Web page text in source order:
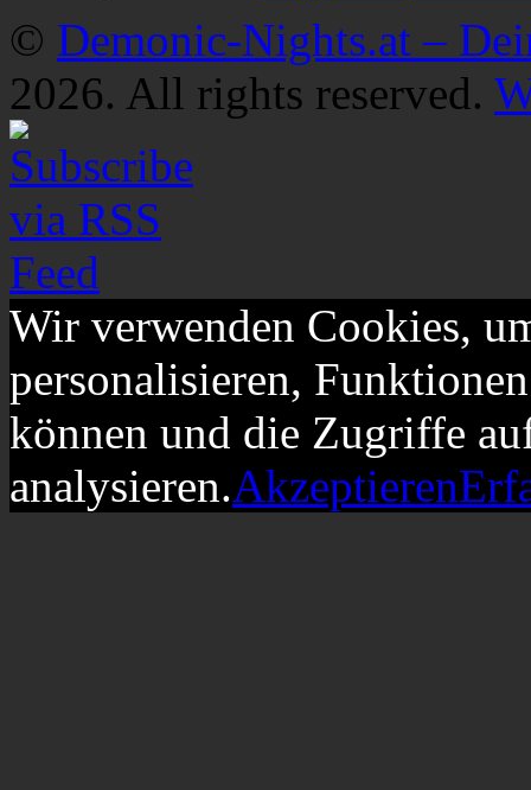
© Demonic-Nights.at –
2026. All rights reserved.
Wir verwenden Cookies,
personalisieren,
können und die Zugriffe
analysieren.Akzeptieren